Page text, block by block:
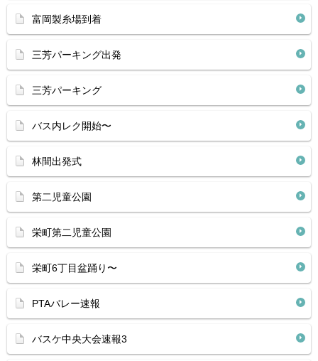
富岡製糸場到着
三芳パーキング出発
三芳パーキング
バス内レク開始〜
林間出発式
第二児童公園
栄町第二児童公園
栄町6丁目盆踊り〜
PTAバレー速報
バスケ中央大会速報3